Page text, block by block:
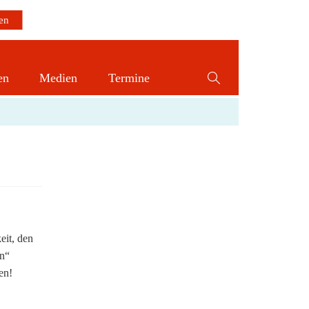
Medien Termine
Website-
Suche
umschalten
den